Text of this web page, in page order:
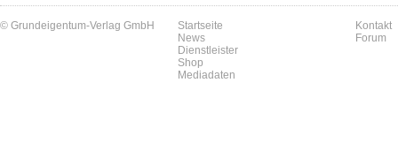
© Grundeigentum-Verlag GmbH
Startseite
News
Dienstleister
Shop
Mediadaten
Kontakt
Forum